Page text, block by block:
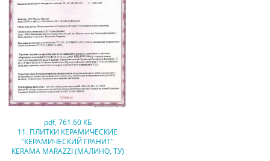
pdf, 761.60 КБ
11. ПЛИТКИ КЕРАМИЧЕСКИЕ
"КЕРАМИЧЕСКИЙ ГРАНИТ"
KERAMA MARAZZI (МАЛИНО, ТУ)